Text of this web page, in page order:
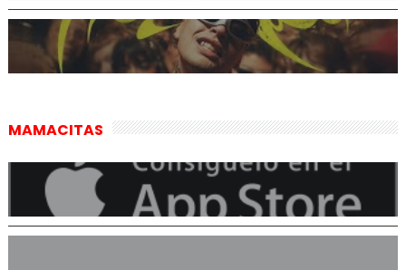
MAMACITAS